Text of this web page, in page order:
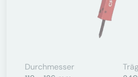
Durchmesser